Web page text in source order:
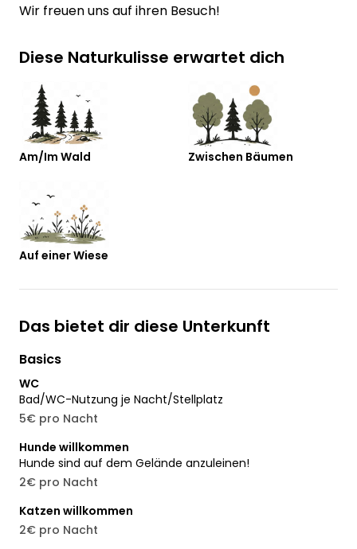
Wir freuen uns auf ihren Besuch!
Diese Naturkulisse erwartet dich
Am/Im Wald Zwischen Bäumen
Auf einer Wiese
Das bietet dir diese Unterkunft
Basics
WC
Bad/WC-Nutzung je Nacht/Stellplatz
5€ pro Nacht
Hunde willkommen
Hunde sind auf dem Gelände anzuleinen!
2€ pro Nacht
Katzen willkommen
2€ pro Nacht